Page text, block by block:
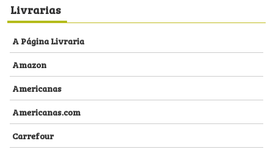
Livrarias
A Página Livraria
Amazon
Americanas
Americanas.com
Carrefour